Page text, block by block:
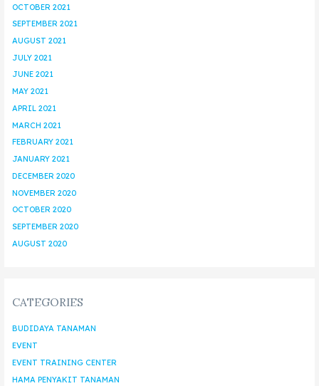
OCTOBER 2021
SEPTEMBER 2021
AUGUST 2021
JULY 2021
JUNE 2021
MAY 2021
APRIL 2021
MARCH 2021
FEBRUARY 2021
JANUARY 2021
DECEMBER 2020
NOVEMBER 2020
OCTOBER 2020
SEPTEMBER 2020
AUGUST 2020
CATEGORIES
BUDIDAYA TANAMAN
EVENT
EVENT TRAINING CENTER
HAMA PENYAKIT TANAMAN